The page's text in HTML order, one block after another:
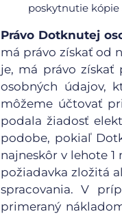
poskytnutie kópie
Právo Dotknutej
má právo získať od
je, má právo
osobných údajov,
môžeme účtovať
podala žiadosť
podobe, pokiaľ
najneskôr v lehote
požiadavka zložitá
spracovania. V
primeraný